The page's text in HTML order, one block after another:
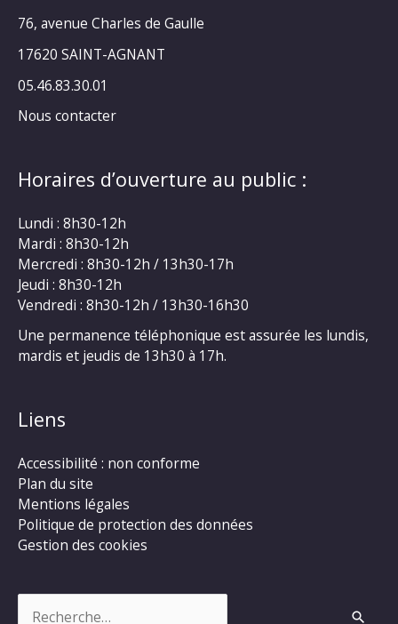
76, avenue Charles de Gaulle
17620 SAINT-AGNANT
05.46.83.30.01
Nous contacter
Horaires d’ouverture au public :
Lundi : 8h30-12h
Mardi : 8h30-12h
Mercredi : 8h30-12h / 13h30-17h
Jeudi : 8h30-12h
Vendredi : 8h30-12h / 13h30-16h30
Une permanence téléphonique est assurée les lundis,
mardis et jeudis de 13h30 à 17h.
Liens
Accessibilité : non conforme
Plan du site
Mentions légales
Politique de protection des données
Gestion des cookies